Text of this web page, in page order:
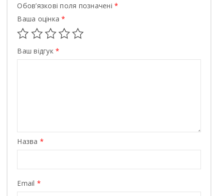
Обов’язкові поля позначені*
Ваша оцінка*
Ваш відгук*
Назва *
Email *